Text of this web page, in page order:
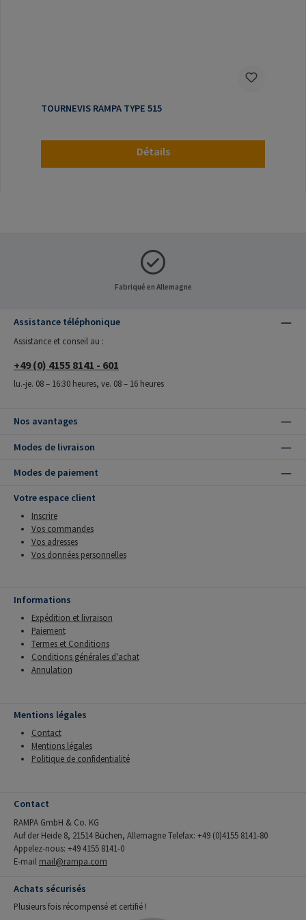
TOURNEVIS RAMPA TYPE 515
Détails
Fabriqué en Allemagne
Assistance téléphonique
Assistance et conseil au :
+49 (0) 4155 8141 - 601
lu.-je. 08 – 16:30 heures, ve. 08 – 16 heures
Nos avantages
Modes de livraison
Modes de paiement
Votre espace client
Inscrire
Vos commandes
Vos adresses
Vos données personnelles
Informations
Expédition et livraison
Paiement
Termes et Conditions
Conditions générales d'achat
Annulation
Mentions légales
Contact
Mentions légales
Politique de confidentialité
Contact
RAMPA GmbH & Co. KG
Auf der Heide 8, 21514 Büchen, Allemagne Telefax: +49 (0)4155 8141-80
Appelez-nous: +49 4155 8141-0
E-mail mail@rampa.com
Achats sécurisés
Plusieurs fois récompensé et certifié !